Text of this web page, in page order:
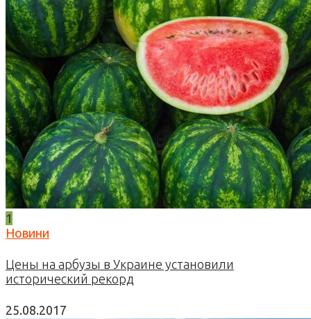
1
Новини
Цены на арбузы в Украине установили
исторический рекорд
25.08.2017